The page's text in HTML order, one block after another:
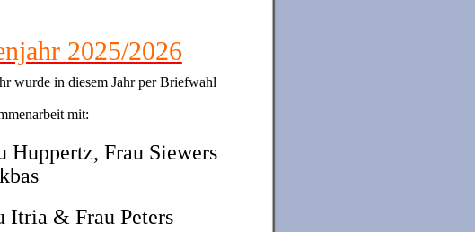
2025/2026
wurde in diesem Jahr per Briefwahl
mit:
Huppertz, Frau Siewers
Itria & Frau Peters